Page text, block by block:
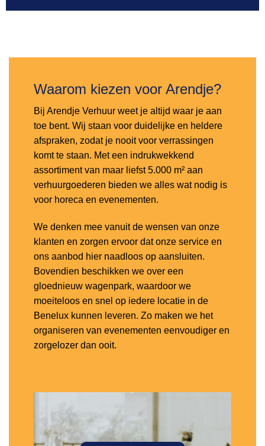
Waarom kiezen voor Arendje?
Bij Arendje Verhuur weet je altijd waar je aan
toe bent. Wij staan voor duidelijke en heldere
afspraken, zodat je nooit voor verrassingen
komt te staan. Met een indrukwekkend
assortiment van maar liefst 5.000 m² aan
verhuurgoederen bieden we alles wat nodig is
voor horeca en evenementen.
We denken mee vanuit de wensen van onze
klanten en zorgen ervoor dat onze service en
ons aanbod hier naadloos op aansluiten.
Bovendien beschikken we over een
gloednieuw wagenpark, waardoor we
moeiteloos en snel op iedere locatie in de
Benelux kunnen leveren. Zo maken we het
organiseren van evenementen eenvoudiger en
zorgelozer dan ooit.